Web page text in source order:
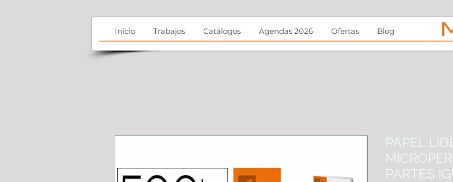
Inicio Trabajos Catálogos Agendas 2026 Ofertas Blog
PAPEL
PARTES